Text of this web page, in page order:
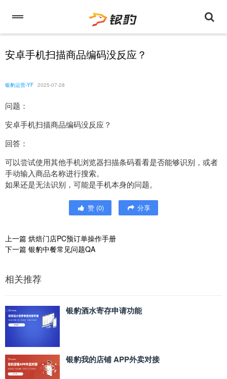
安卓手机扫描商品编码没反应？
银豹运营-YF 2025-07-28
问题：
安卓手机扫描商品编码没反应？
回答：
可以尝试使用其他手机浏览器扫描条码看看是否能够识别，或者
手动输入商品名称进行搜索。
如果还是无法识别，可能是手机本身的问题。
赞 (0) 分享
上一篇 烘焙门店PC预订单操作手册
下一篇 银豹中餐常见问题QA
相关推荐
银豹酒水寄存申请功能
银豹我的店铺 APP外卖对接